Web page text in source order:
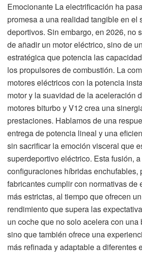
Emocionante La electrificación ha
promesa a una realidad tangible en el
deportivos. Sin embargo, en 2026, no
de añadir un motor eléctrico, sino de
estratégica que potencia las
los propulsores de combustión. La
motores eléctricos con la potencia
motor y la suavidad de la aceleración
motores biturbo y V12 crea una
prestaciones. Hablamos de una
entrega de potencia lineal y una
sin sacrificar la emoción visceral que
superdeportivo eléctrico. Esta fusión,
configuraciones híbridas enchufables,
fabricantes cumplir con normativas de
más estrictas, al tiempo que ofrecen
rendimiento que supera las
un coche que no solo acelera con una
sino que también ofrece una
más refinada y adaptable a diferentes